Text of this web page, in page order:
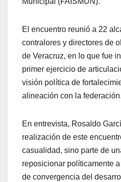
El encuentro reunió a 22
contralores y directores de
de Veracruz, en lo que fue
primer ejercicio de
visión política de
alineación con la federación.
En entrevista, Rosaldo
realización de este
casualidad, sino parte de
reposicionar políticamente
de convergencia del